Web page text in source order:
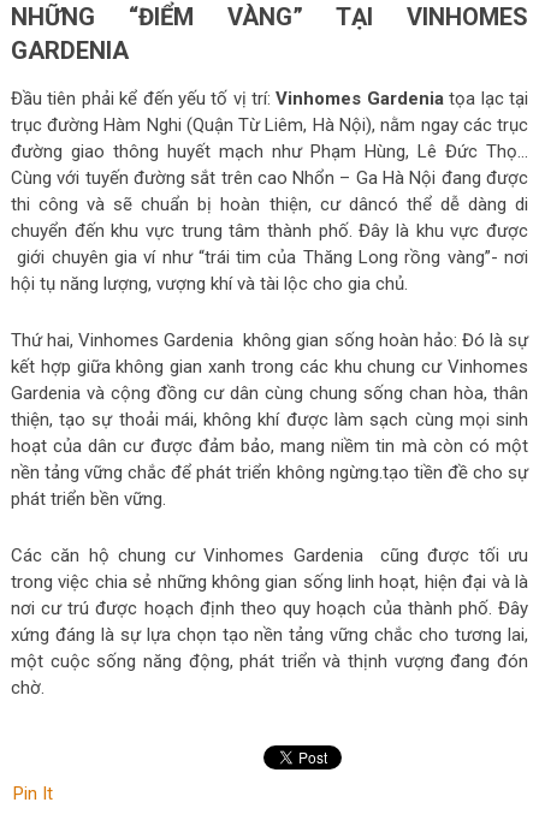
NHỮNG “ĐIỂM VÀNG” TẠI VINHOMES
GARDENIA
Đầu tiên phải kể đến yếu tố vị trí:Vinhomes Gardeniatọa lạc tại
trục đường Hàm Nghi (Quận Từ Liêm, Hà Nội), nằm ngay các trục
đường giao thông huyết mạch như Phạm Hùng, Lê Đức Thọ…
Cùng với tuyến đường sắt trên cao Nhổn – Ga Hà Nội đang được
thi công và sẽ chuẩn bị hoàn thiện, cư dâncó thể dễ dàng di
chuyển đến khu vực trung tâm thành phố. Đây là khu vực được
giới chuyên gia ví như “trái tim của Thăng Long rồng vàng”- nơi
hội tụ năng lượng, vượng khí và tài lộc cho gia chủ.
Thứ hai, Vinhomes Gardenia không gian sống hoàn hảo: Đó là sự
kết hợp giữa không gian xanh trong các khu chung cư Vinhomes
Gardenia và cộng đồng cư dân cùng chung sống chan hòa, thân
thiện, tạo sự thoải mái, không khí được làm sạch cùng mọi sinh
hoạt của dân cư được đảm bảo, mang niềm tin mà còn có một
nền tảng vững chắc để phát triển không ngừng.tạo tiền đề cho sự
phát triển bền vững.
Các căn hộ chung cư Vinhomes Gardenia cũng được tối ưu
trong việc chia sẻ những không gian sống linh hoạt, hiện đại và là
nơi cư trú được hoạch định theo quy hoạch của thành phố. Đây
xứng đáng là sự lựa chọn tạo nền tảng vững chắc cho tương lai,
một cuộc sống năng động, phát triển và thịnh vượng đang đón
chờ.
Pin It